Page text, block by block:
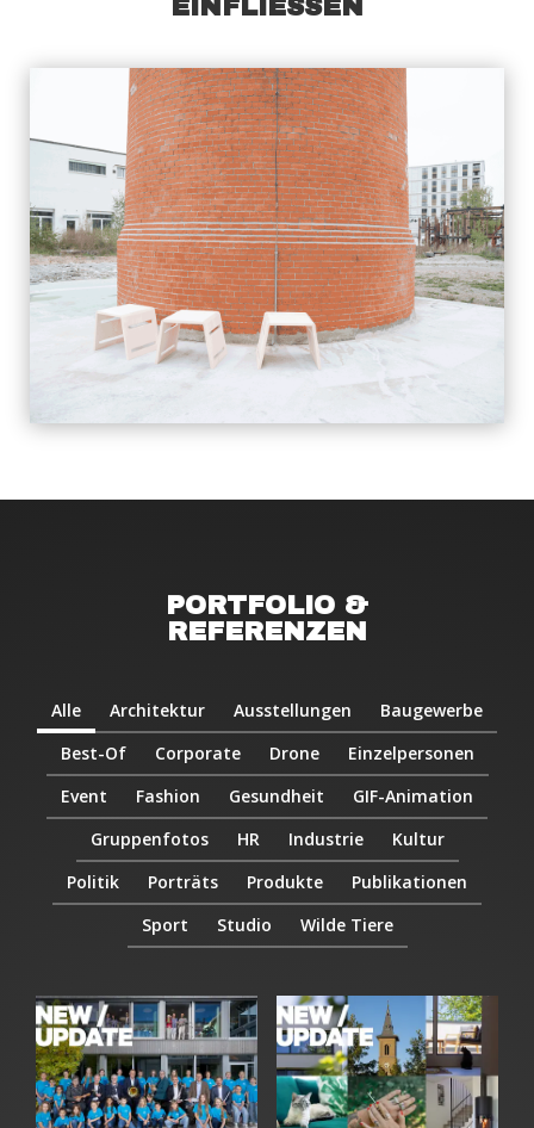
EINFLIESSEN
PORTFOLIO &
REFERENZEN
Alle Architektur Ausstellungen
Baugewerbe
Best-Of
Corporate Drone
Einzelpersonen
Event
Fashion Gesundheit
GIF-Animation
Gruppenfotos
HR Industrie
Kultur
Politik
Porträts Produkte
Publikationen
Sport
Studio Wilde Tiere